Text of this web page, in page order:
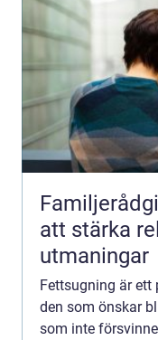
att stärka
utmaningar
Fettsugning är
den som önskar
som inte